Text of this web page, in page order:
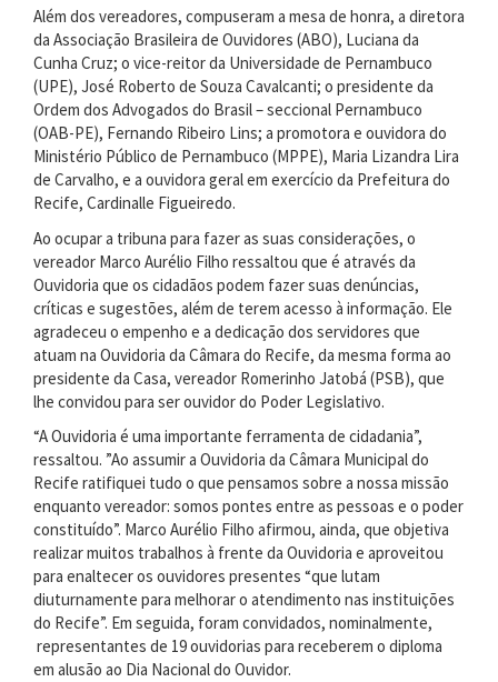
Além dos vereadores, compuseram a mesa de honra, a diretora
da Associação Brasileira de Ouvidores (ABO), Luciana da
Cunha Cruz; o vice-reitor da Universidade de Pernambuco
(UPE), José Roberto de Souza Cavalcanti; o presidente da
Ordem dos Advogados do Brasil – seccional Pernambuco
(OAB-PE), Fernando Ribeiro Lins; a promotora e ouvidora do
Ministério Público de Pernambuco (MPPE), Maria Lizandra Lira
de Carvalho, e a ouvidora geral em exercício da Prefeitura do
Recife, Cardinalle Figueiredo.
Ao ocupar a tribuna para fazer as suas considerações, o
vereador Marco Aurélio Filho ressaltou que é através da
Ouvidoria que os cidadãos podem fazer suas denúncias,
críticas e sugestões, além de terem acesso à informação. Ele
agradeceu o empenho e a dedicação dos servidores que
atuam na Ouvidoria da Câmara do Recife, da mesma forma ao
presidente da Casa, vereador Romerinho Jatobá (PSB), que
lhe convidou para ser ouvidor do Poder Legislativo.
“A Ouvidoria é uma importante ferramenta de cidadania”,
ressaltou. ”Ao assumir a Ouvidoria da Câmara Municipal do
Recife ratifiquei tudo o que pensamos sobre a nossa missão
enquanto vereador: somos pontes entre as pessoas e o poder
constituído”. Marco Aurélio Filho afirmou, ainda, que objetiva
realizar muitos trabalhos à frente da Ouvidoria e aproveitou
para enaltecer os ouvidores presentes “que lutam
diuturnamente para melhorar o atendimento nas instituições
do Recife”. Em seguida, foram convidados, nominalmente,
representantes de 19 ouvidorias para receberem o diploma
em alusão ao Dia Nacional do Ouvidor.